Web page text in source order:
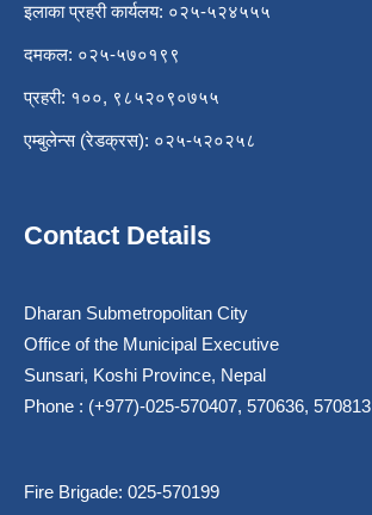
इलाका प्रहरी कार्यलय: ०२५-५२४५५५
दमकल: ०२५-५७०१९९
प्रहरी: १००, ९८५२०९०७५५
एम्बुलेन्स (रेडक्रस): ०२५-५२०२५८
Contact Details
Dharan Submetropolitan City
Office of the Municipal Executive
Sunsari, Koshi Province, Nepal
Phone : (+977)-025-570407, 570636, 570813
Fire Brigade: 025-570199